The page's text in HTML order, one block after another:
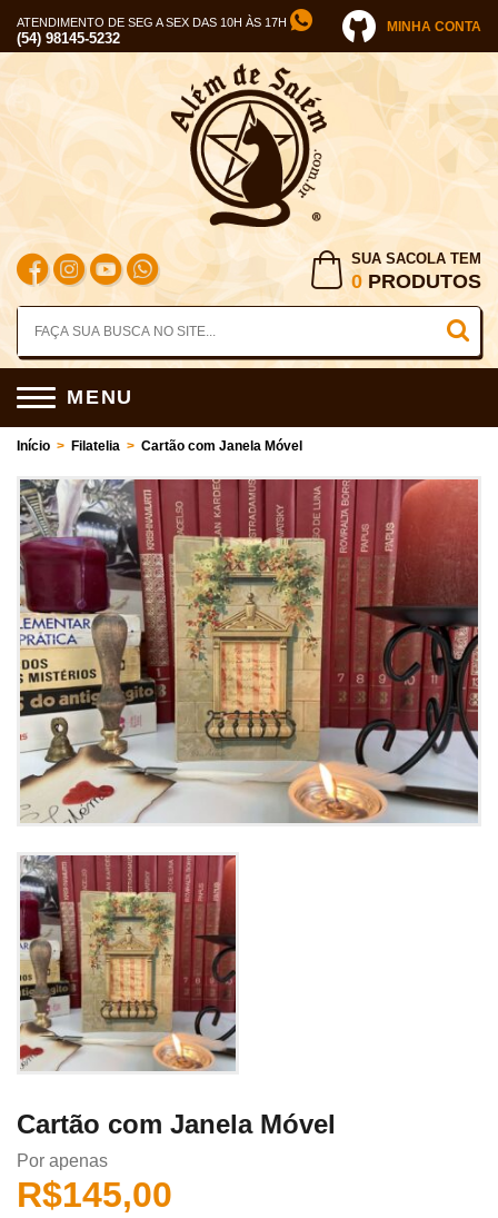
ATENDIMENTO DE SEG A SEX DAS 10H ÀS 17H
(54) 98145-5232
MINHA CONTA
SUA SACOLA TEM
0 PRODUTOS
MENU
Início > Filatelia > Cartão com Janela Móvel
Cartão com Janela Móvel
Por apenas
R$145,00